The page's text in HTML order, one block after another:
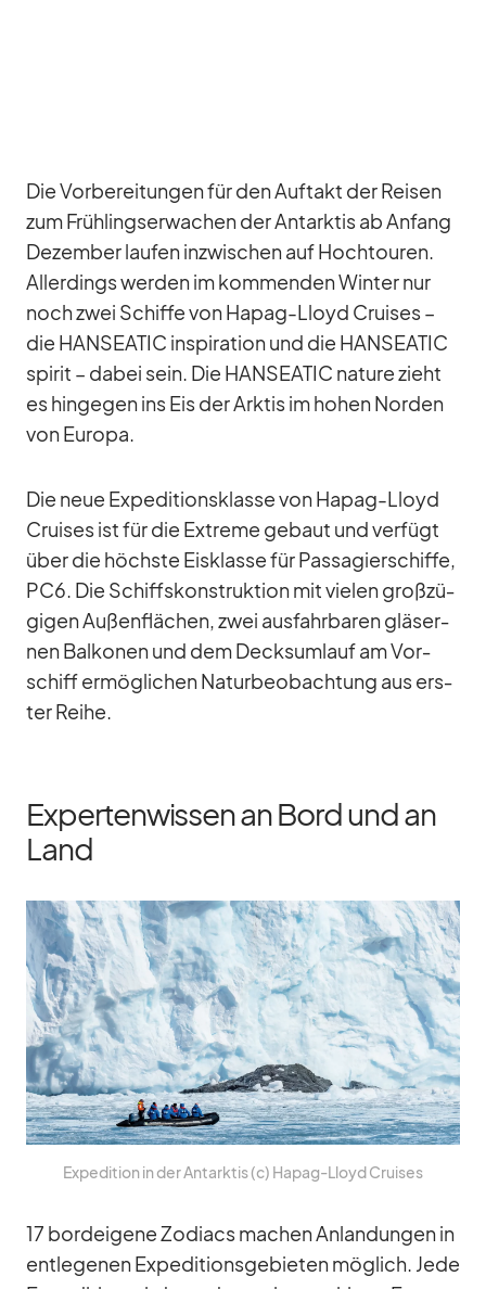
Die Vor­be­rei­tun­gen für den Auf­takt der Rei­sen
zum Früh­lings­er­wa­chen der Ant­ark­tis ab An­fang
De­zem­ber lau­fen in­zwi­schen auf Hoch­tou­ren.
Al­ler­dings wer­den im kom­men­den Win­ter nur
noch zwei Schiffe von Ha­pag-Lloyd Crui­ses –
die HANSEATIC in­spi­ra­tion und die HANSEATIC
spi­rit – da­bei sein. Die HANSEATIC na­ture zieht
es hin­ge­gen ins Eis der Ark­tis im ho­hen Nor­den
von Eu­ropa.
Die neue Ex­pe­di­ti­ons­klasse von Ha­pag-Lloyd
Crui­ses ist für die Ex­treme ge­baut und ver­fügt
über die höchste Eis­klasse für Pas­sa­gier­schiffe,
PC6. Die Schiffs­kon­struk­tion mit vie­len groß­zü­
gi­gen Au­ßen­flä­chen, zwei aus­fahr­ba­ren glä­ser­
nen Bal­ko­nen und dem Decks­um­lauf am Vor­
schiff er­mög­li­chen Na­tur­be­ob­ach­tung aus ers­
ter Reihe.
Expertenwissen an Bord und an
Land
Ex­pe­di­tion in der Ant­ark­tis (c) Ha­pag-Lloyd Crui­ses
17 bord­ei­gene Zo­diacs ma­chen An­lan­dun­gen in
ent­le­ge­nen Ex­pe­di­ti­ons­ge­bie­ten mög­lich. Jede